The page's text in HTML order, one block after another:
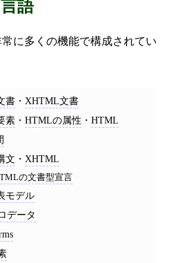
語
常に多くの機能で構成されてい
書 ・XHTML文書
素 ・HTMLの属性 ・HTML
文 ・XHTML
の文書型宣言
モデル
データ